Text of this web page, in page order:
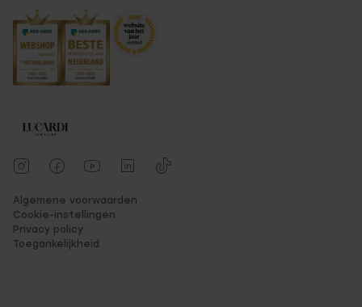
Algemene voorwaarden
Cookie-instellingen
Privacy policy
Toegankelijkheid